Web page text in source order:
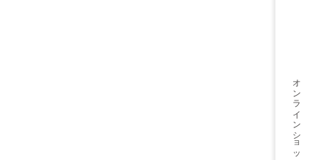
オンライン
ショップ